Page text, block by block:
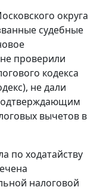
округа
судебные
проверили
кодекса
не дали
вычетов в
по ходатайству
налоговой